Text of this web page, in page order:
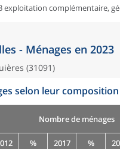
exploitation complémentaire,
- Ménages en 2023
(31091)
selon leur composition
Nombre de ménages
% 2017 %